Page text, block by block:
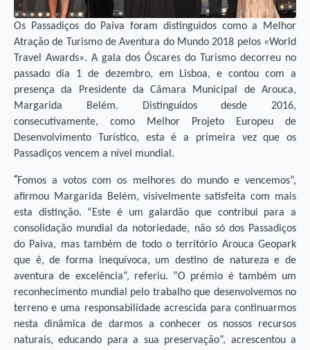
Os Passadiços do Paiva foram distinguidos como a Melhor
Atração de Turismo de Aventura do Mundo 2018 pelos «World
Travel Awards». A gala dos Óscares do Turismo decorreu no
passado dia 1 de dezembro, em Lisboa, e contou com a
presença da Presidente da Câmara Municipal de Arouca,
Margarida Belém. Distinguidos desde 2016,
consecutivamente, como Melhor Projeto Europeu de
Desenvolvimento Turístico, esta é a primeira vez que os
Passadiços vencem a nível mundial.
“Fomos a votos com os melhores do mundo e vencemos”,
afirmou Margarida Belém, visivelmente satisfeita com mais
esta distinção. “Este é um galardão que contribui para a
consolidação mundial da notoriedade, não só dos Passadiços
do Paiva, mas também de todo o território Arouca Geopark
que é, de forma inequívoca, um destino de natureza e de
aventura de excelência”, referiu. “O prémio é também um
reconhecimento mundial pelo trabalho que desenvolvemos no
terreno e uma responsabilidade acrescida para continuarmos
nesta dinâmica de darmos a conhecer os nossos recursos
naturais, educando para a sua preservação”, acrescentou a